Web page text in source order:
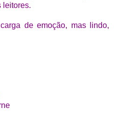
leitores.
de emoção, mas
lindo,